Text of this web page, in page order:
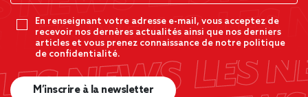
En renseignant votre adresse e-mail, vous acceptez de
recevoir nos dernères actualités ainsi que nos derniers
articles et vous prenez connaissance de notre politique
de confidentialité.
M’inscrire à la newsletter